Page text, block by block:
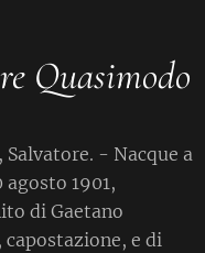
Quasimodo
Salvatore. - Nacque a
1901,
di Gaetano
capostazione, e di